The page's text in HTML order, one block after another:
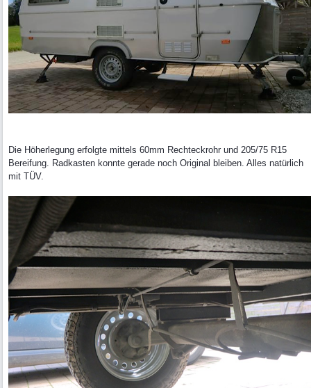
Die Höherlegung erfolgte mittels 60mm Rechteckrohr und 205/75 R15
Bereifung. Radkasten konnte gerade noch Original bleiben. Alles natürlich
mit TÜV.